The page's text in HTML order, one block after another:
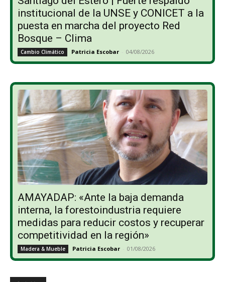
institucional de la UNSE y CONICET a la
puesta en marcha del proyecto Red
Bosque – Clima
Cambio Climático Patricia Escobar - 04/08/2026
AMAYADAP: «Ante la baja demanda
interna, la forestoindustria requiere
medidas para reducir costos y recuperar
competitividad en la región»
Madera & Mueble Patricia Escobar - 01/08/2026